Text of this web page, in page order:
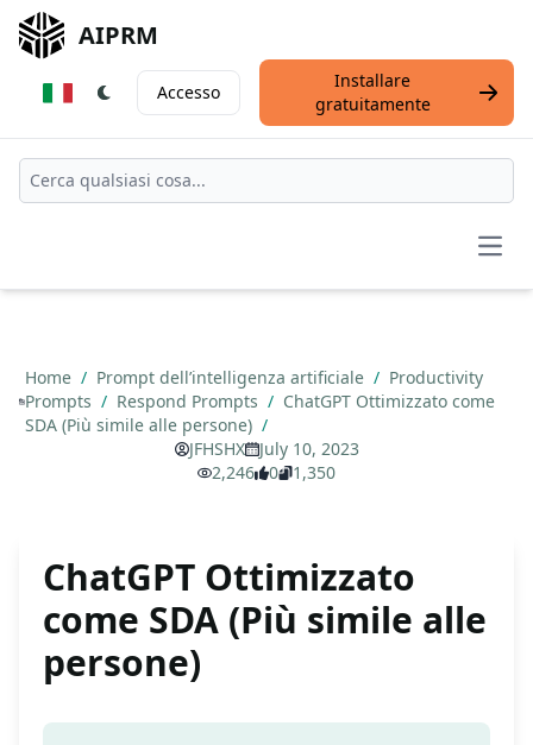
AIPRM
Accesso
Installare
gratuitamente
Home / Prompt dell’intelligenza artificiale / Productivity
Prompts / Respond Prompts / ChatGPT Ottimizzato come
SDA (Più simile alle persone) /
JFHSHX
July 10, 2023
2,246
0 1,350
ChatGPT Ottimizzato
come SDA (Più simile alle
persone)